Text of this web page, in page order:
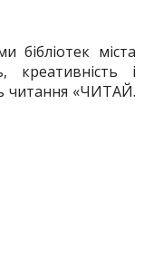
бібліотек міста
креативність і
читання «ЧИТАЙ.